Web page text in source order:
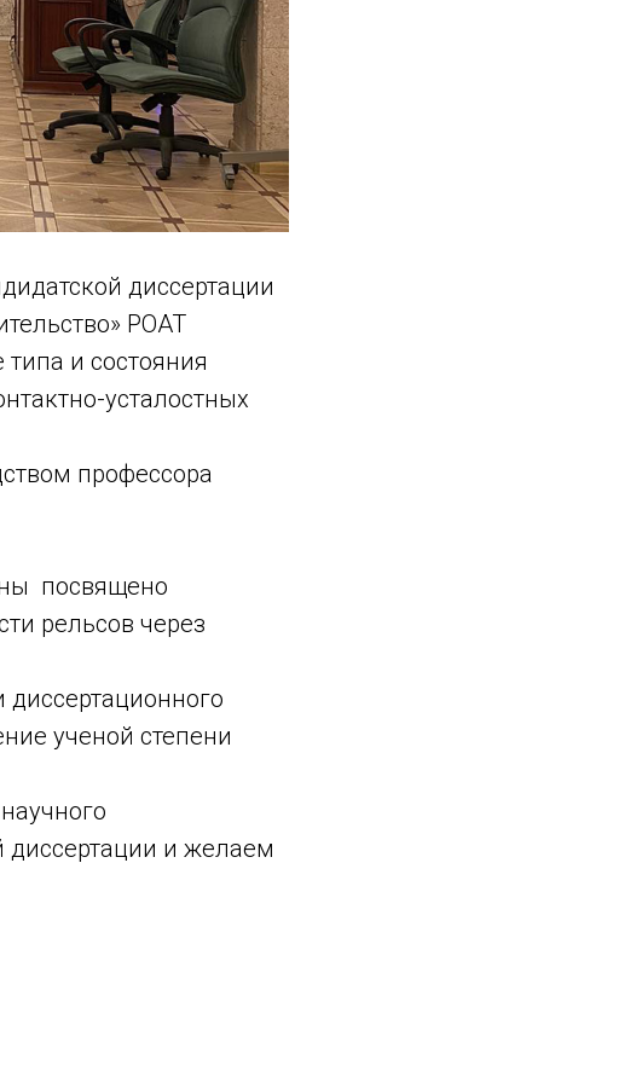
диссертации
РОАТ
и состояния
усталостных
профессора
посвящено
рельсов через
ученой степени
диссертации и желаем